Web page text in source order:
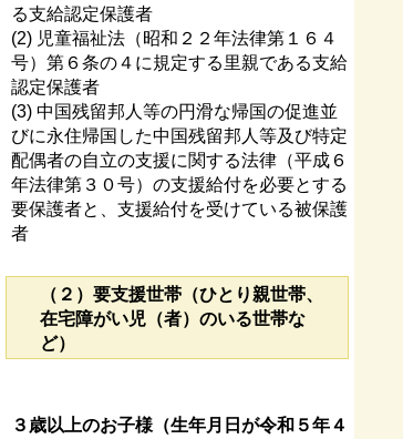
る支給認定保護者
(2) 児童福祉法（昭和２２年法律第１６４
号）第６条の４に規定する里親である支給
認定保護者
(3) 中国残留邦人等の円滑な帰国の促進並
びに永住帰国した中国残留邦人等及び特定
配偶者の自立の支援に関する法律（平成６
年法律第３０号）の支援給付を必要とする
要保護者と、支援給付を受けている被保護
者
（２）要支援世帯（ひとり親世帯、
在宅障がい児（者）のいる世帯な
ど）
３歳以上のお子様（生年月日が令和５年４